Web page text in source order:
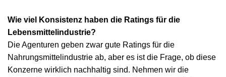
Wie viel Konsistenz haben die Ratings für die
Lebensmittelindustrie?
Die Agenturen geben zwar gute Ratings für die
Nahrungsmittelindustrie ab, aber es ist die Frage, ob diese
Konzerne wirklich nachhaltig sind. Nehmen wir die